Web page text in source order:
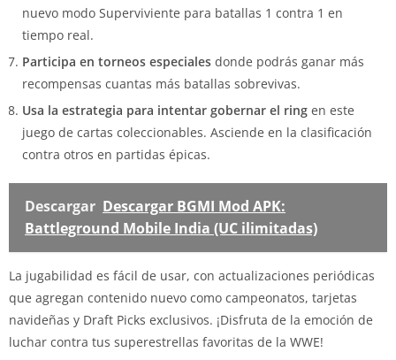
nuevo modo Superviviente para batallas 1 contra 1 en
tiempo real.
Participa en torneos especiales donde podrás ganar más
recompensas cuantas más batallas sobrevivas.
Usa la estrategia para intentar gobernar el ring en este
juego de cartas coleccionables. Asciende en la clasificación
contra otros en partidas épicas.
Descargar Descargar BGMI Mod APK:
Battleground Mobile India (UC ilimitadas)
La jugabilidad es fácil de usar, con actualizaciones periódicas
que agregan contenido nuevo como campeonatos, tarjetas
navideñas y Draft Picks exclusivos. ¡Disfruta de la emoción de
luchar contra tus superestrellas favoritas de la WWE!